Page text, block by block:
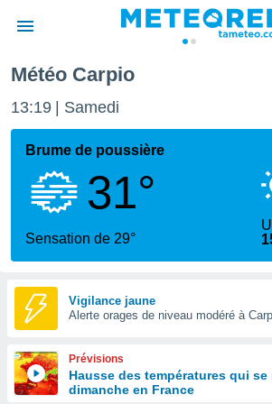
de
Météo Carpio
13:19 Samedi
Brume de poussière
31°
Sensation de 29°
Vigilance jaune
Alerte orages de niveau modéré à
Prévisions
Hausse des températures qui se
dimanche en France